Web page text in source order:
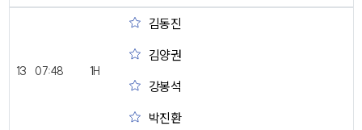
13 07:48 1H
김동진
김양권
강봉석
박진환